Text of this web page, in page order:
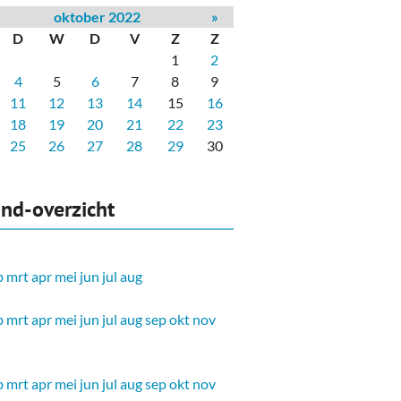
oktober 2022
»
D W D V Z
Z
1
2
4 5 6 7 8
9
11 12 13 14 15
16
18 19 20 21 22
23
25 26 27 28 29
30
overzicht
mrtapr mei jun jul aug
mrtapr mei jun jul augsepokt nov
mrtapr mei jun jul augsepokt nov